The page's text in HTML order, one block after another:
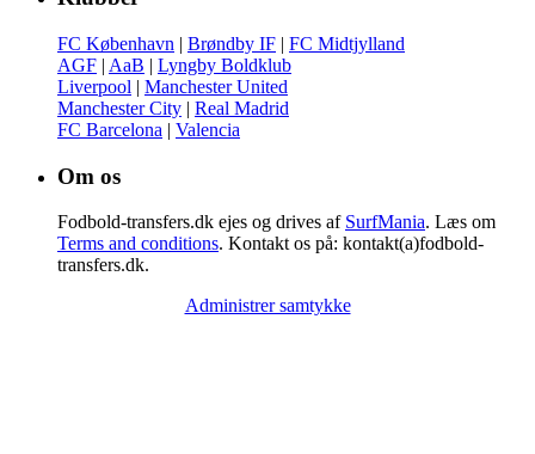
FC København | Brøndby IF | FC Midtjylland
AGF | AaB | Lyngby Boldklub
Liverpool | Manchester United
Manchester City | Real Madrid
FC Barcelona | Valencia
Om os
Fodbold-transfers.dk ejes og drives af SurfMania. Læs om
Terms and conditions. Kontakt os på: kontakt(a)fodbold-
transfers.dk.
Administrer samtykke